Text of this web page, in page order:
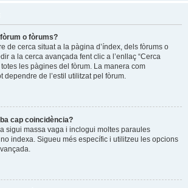
o fòrums?
de cerca situat a la pàgina d’índex, dels fòrums o
a la cerca avançada fent clic a l’enllaç “Cerca
les pàgines del fòrum. La manera com
dependre de l’estil utilitzat pel fòrum.
cap coincidència?
sigui massa vaga i inclogui moltes paraules
indexa. Sigueu més específic i utilitzeu les opcions